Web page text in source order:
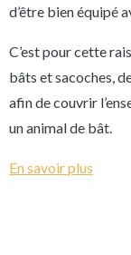
d’être bien équipé
C’est pour cette
bâts et sacoches,
afin de couvrir
un animal de bât.
En savoir plus